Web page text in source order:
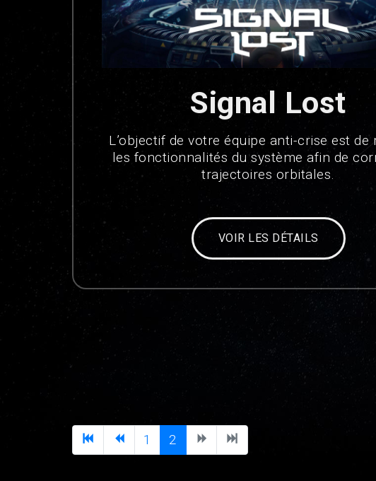
Signal Lost
L’objectif de votre équipe anti-crise est de
les fonctionnalités du système afin de
trajectoires orbitales.
VOIR LES DÉTAILS
1 2